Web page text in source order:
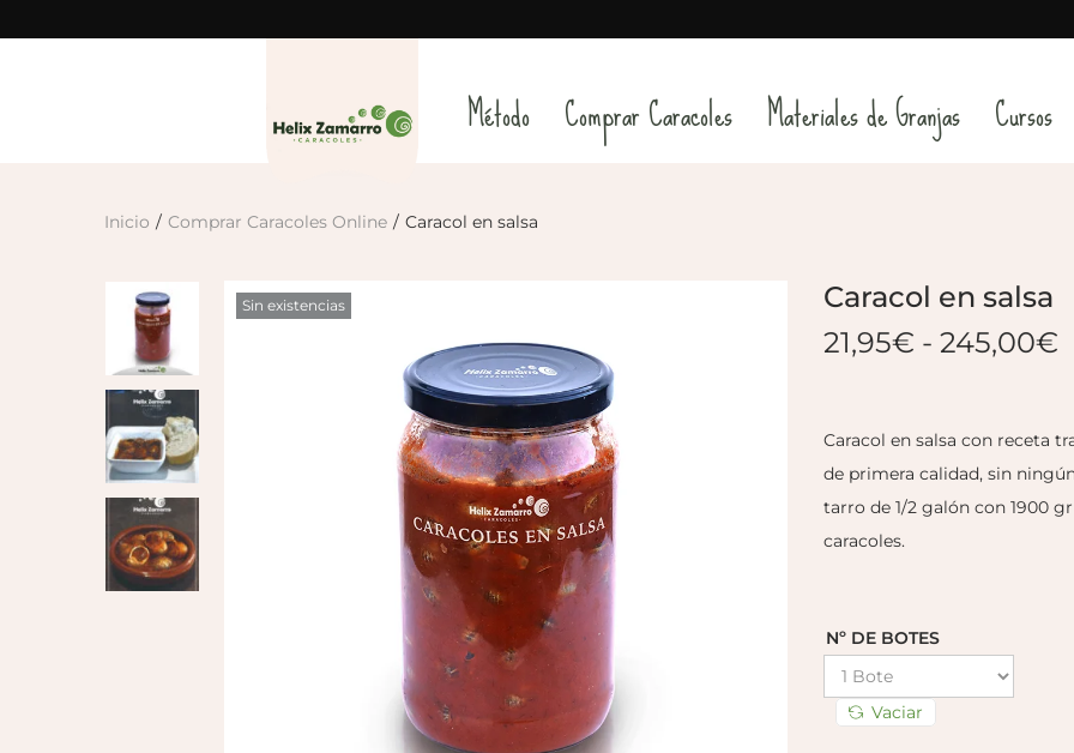
Método Comprar Caracoles Materiales de Granjas Cursos
Inicio / Comprar Caracoles Online / Caracol en salsa
Sin existencias
Caracol en salsa
21,95€ - 245,00€
Caracol en salsa con receta
de primera calidad, sin
tarro de 1/2 galón con 1900
caracoles.
Nº DE BOTES
Vaciar